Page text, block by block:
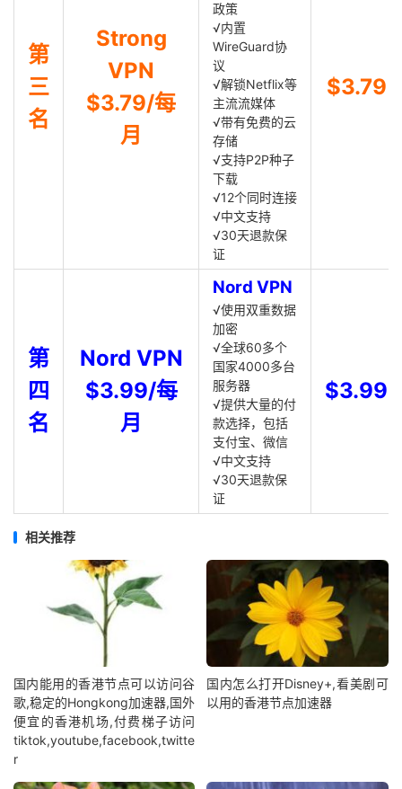
第
三
名
Strong
VPN
$3.79/每
月
政策
√内置
WireGuard协
议
√解锁Netflix等
主流流媒体
√带有免费的云
存储
√支持P2P种子
下载
√12个同时连接
√中文支持
√30天退款保
证
$3.79
第
四
名
Nord VPN
$3.99/每
月
Nord VPN
√使用双重数据
加密
√全球60多个
国家4000多台
服务器
√提供大量的付
款选择，包括
支付宝、微信
√中文支持
√30天退款保
证
$3.99
相关推荐
国内能用的香港节点可以访问谷
歌,稳定的Hongkong加速器,国外
便宜的香港机场,付费梯子访问
tiktok,youtube,facebook,twitte
r
国内怎么打开Disney+,看美剧可
以用的香港节点加速器